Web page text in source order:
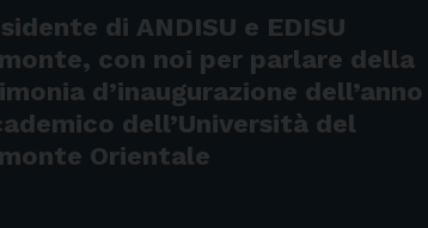
di ANDISU e EDISU
con noi per parlare della
d’inaugurazione dell’anno
dell’Università del
Orientale